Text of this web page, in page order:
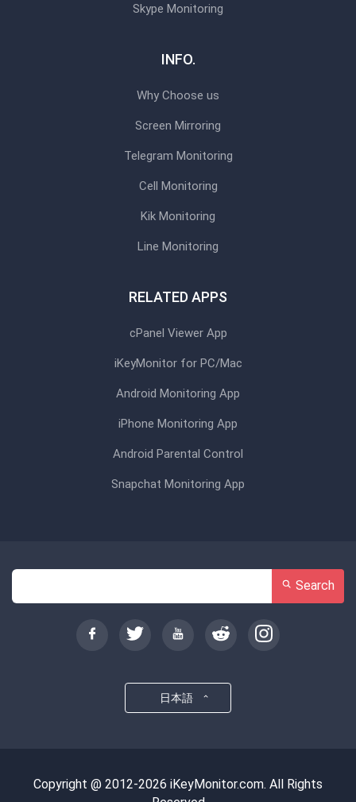
Skype Monitoring
INFO.
Why Choose us
Screen Mirroring
Telegram Monitoring
Cell Monitoring
Kik Monitoring
Line Monitoring
RELATED APPS
cPanel Viewer App
iKeyMonitor for PC/Mac
Android Monitoring App
iPhone Monitoring App
Android Parental Control
Snapchat Monitoring App
Search
日本語
Copyright @ 2012-2026 iKeyMonitor.com. All Rights